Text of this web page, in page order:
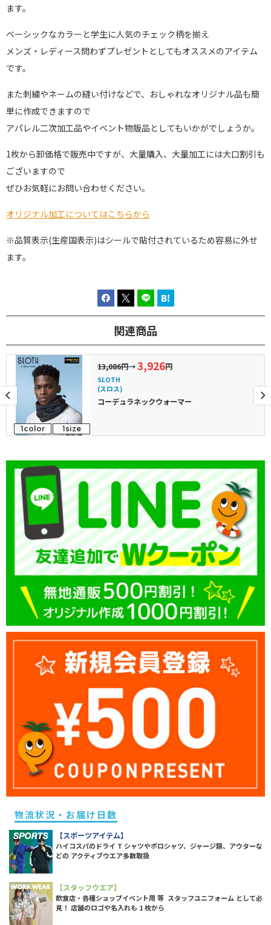
ます。
ベーシックなカラーと学生に人気のチェック柄を揃え
メンズ・レディース問わずプレゼントとしてもオススメのアイテム
です。
また刺繍やネームの縫い付けなどで、おしゃれなオリジナル品も簡
単に作成できますので
アパレル二次加工品やイベント物販品としてもいかがでしょうか。
1枚から卸価格で販売中ですが、大量購入、大量加工には大口割引も
ございますので
ぜひお気軽にお問い合わせください。
オリジナル加工についてはこちらから
※品質表示(生産国表示)はシールで貼付されているため容易に外せ
ます。
関連商品
1color 1size
13,086円→3,926円
SLOTH
(スロス)
コーデュラネックウォーマー
物流状況・お届け日数
【スポーツアイテム】
ハイコスパのドライ T シャツやポロシャツ、ジャージ類、アウターな
どの アクティブウエア多数取扱
【スタッフウエア】
飲食店・各種ショップイベント用 等 スタッフユニフォーム として必
見！ 店舗のロゴや名入れも 1 枚から